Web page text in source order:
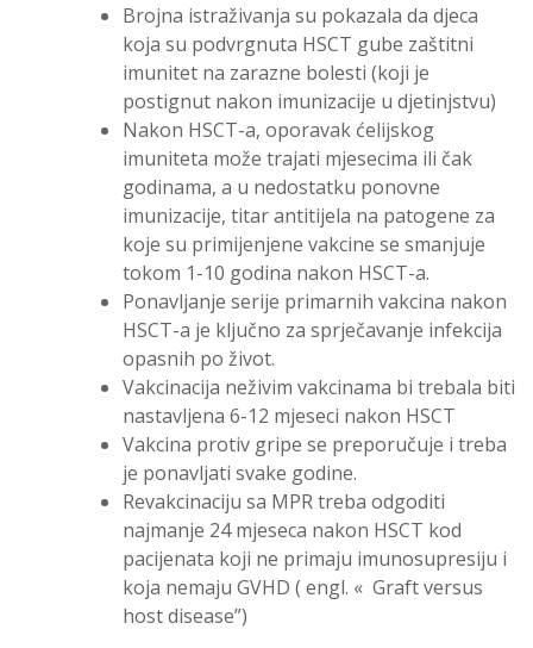
Brojna istraživanja su pokazala da djeca
koja su podvrgnuta HSCT gube zaštitni
imunitet na zarazne bolesti (koji je
postignut nakon imunizacije u djetinjstvu)
Nakon HSCT-a, oporavak ćelijskog
imuniteta može trajati mjesecima ili čak
godinama, a u nedostatku ponovne
imunizacije, titar antitijela na patogene za
koje su primijenjene vakcine se smanjuje
tokom 1-10 godina nakon HSCT-a.
Ponavljanje serije primarnih vakcina nakon
HSCT-a je ključno za sprječavanje infekcija
opasnih po život.
Vakcinacija neživim vakcinama bi trebala biti
nastavljena 6-12 mjeseci nakon HSCT
Vakcina protiv gripe se preporučuje i treba
je ponavljati svake godine.
Revakcinaciju sa MPR treba odgoditi
najmanje 24 mjeseca nakon HSCT kod
pacijenata koji ne primaju imunosupresiju i
koja nemaju GVHD ( engl. « Graft versus
host disease”)